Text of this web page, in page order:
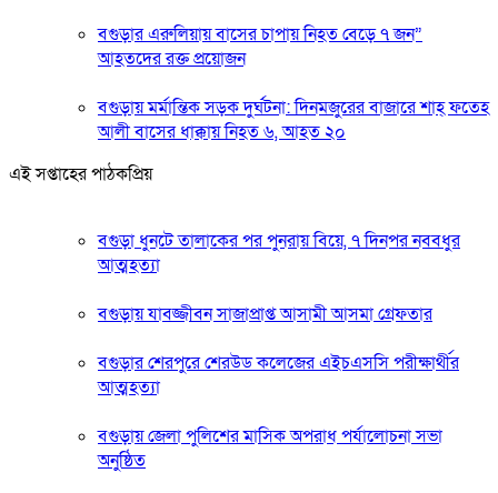
বগুড়ার এরুলিয়ায় বাসের চাপায় নিহত বেড়ে ৭ জন”
আহতদের রক্ত প্রয়োজন
বগুড়ায় মর্মান্তিক সড়ক দুর্ঘটনা: দিনমজুরের বাজারে শাহ্ ফতেহ
আলী বাসের ধাক্কায় নিহত ৬, আহত ২০
এই সপ্তাহের পাঠকপ্রিয়
বগুড়া ধুনটে তালাকের পর পুনরায় বিয়ে, ৭ দিনপর নববধুর
আত্মহত্যা
বগুড়ায় যাবজ্জীবন সাজাপ্রাপ্ত আসামী আসমা গ্রেফতার
বগুড়ার শেরপুরে শেরউড কলেজের এইচএসসি পরীক্ষার্থীর
আত্মহত্যা
বগুড়ায় জেলা পুলিশের মাসিক অপরাধ পর্যালোচনা সভা
অনুষ্ঠিত